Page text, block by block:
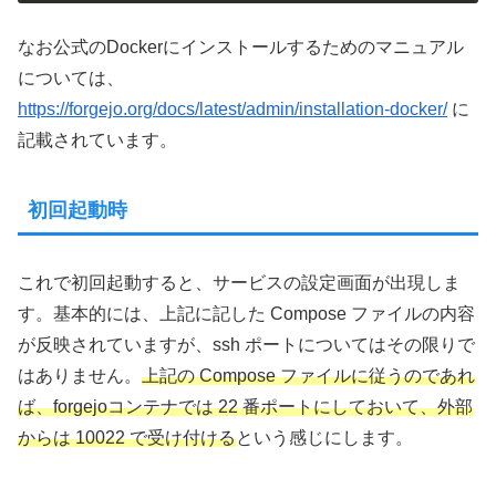
なお公式のDockerにインストールするためのマニュアル
については、
https://forgejo.org/docs/latest/admin/installation-docker/に
記載されています。
初回起動時
これで初回起動すると、サービスの設定画面が出現しま
す。基本的には、上記に記した Compose ファイルの内容
が反映されていますが、ssh ポートについてはその限りで
はありません。 上記の Compose ファイルに従うのであれ
ば、forgejoコンテナでは 22 番ポートにしておいて、外部
からは 10022 で受け付けるという感じにします。